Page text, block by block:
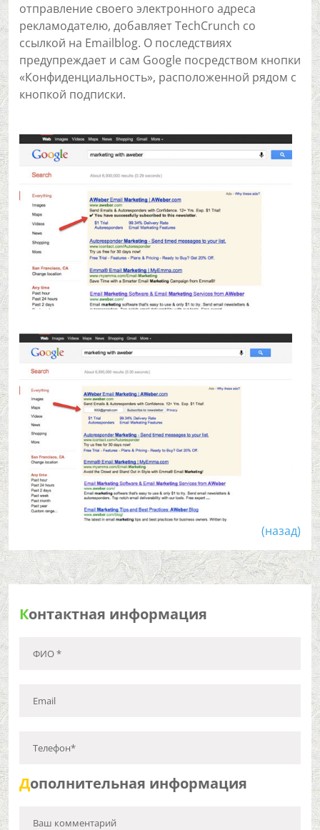
отправление своего электронного адреса
рекламодателю, добавляет TechCrunch со
ссылкой на Emailblog. О последствиях
предупреждает и сам Google посредством кнопки
«Конфиденциальность», расположенной рядом с
кнопкой подписки.
(назад)
Контактная информация
ФИО *
Email
Телефон*
Дополнительная информация
Ваш комментарий